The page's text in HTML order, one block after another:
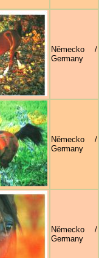
Německo /
Germany
Německo /
Germany
Německo /
Germany